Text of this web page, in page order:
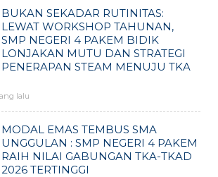
BUKAN SEKADAR RUTINITAS:
LEWAT WORKSHOP TAHUNAN,
SMP NEGERI 4 PAKEM BIDIK
LONJAKAN MUTU DAN STRATEGI
PENERAPAN STEAM MENUJU TKA
lalu
MODAL EMAS TEMBUS SMA
UNGGULAN : SMP NEGERI 4 PAKEM
RAIH NILAI GABUNGAN TKA-TKAD
2026 TERTINGGI